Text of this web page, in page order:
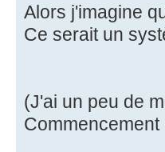
Alors j'imagine
Ce serait un
(J'ai un peu de